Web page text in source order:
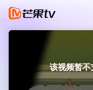
该视频暂不